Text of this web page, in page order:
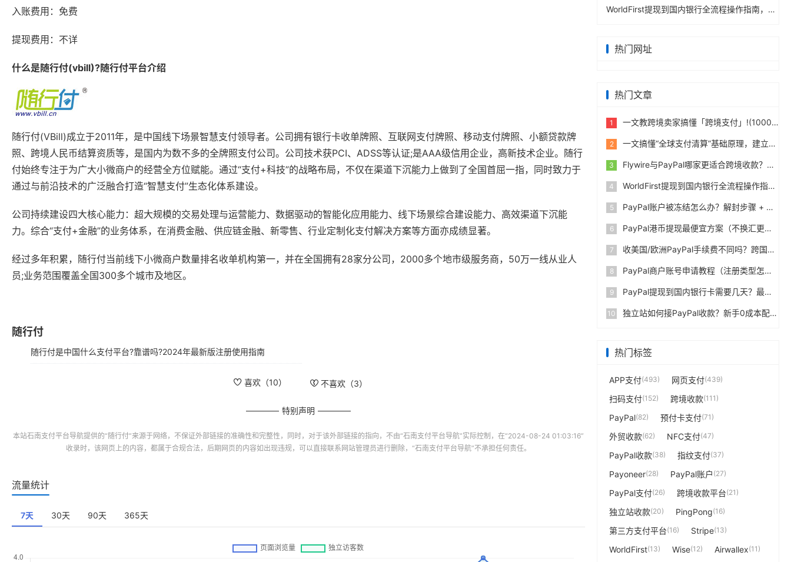
入账费用：免费
提现费用：不详
什么是随行付(vbill)?随行付平台介绍
随行付(VBill)成立于2011年，是中国线下场景智慧支付领导者。公司拥有银行卡收单牌照、互联网支付牌照、移动支付牌照、小额贷款牌
照、跨境人民币结算资质等，是国内为数不多的全牌照支付公司。公司技术获PCI、ADSS等认证;是AAA级信用企业，高新技术企业。随行
付始终专注于为广大小微商户的经营全方位赋能。通过“支付+科技”的战略布局，不仅在渠道下沉能力上做到了全国首屈一指，同时致力于
通过与前沿技术的广泛融合打造“智慧支付”生态化体系建设。
公司持续建设四大核心能力：超大规模的交易处理与运营能力、数据驱动的智能化应用能力、线下场景综合建设能力、高效渠道下沉能
力。综合“支付+金融”的业务体系，在消费金融、供应链金融、新零售、行业定制化支付解决方案等方面亦成绩显著。
经过多年积累，随行付当前线下小微商户数量排名收单机构第一，并在全国拥有28家分公司，2000多个地市级服务商，50万一线从业人
员;业务范围覆盖全国300多个城市及地区。
随行付
随行付是中国什么支付平台?靠谱吗?2024年最新版注册使用指南
喜欢（10） 不喜欢（3）
特别声明
本站石南支付平台导航提供的“ 随行付”来源于网络，不保证外部链接的准确性和完整性，同时，对于该外部链接的指向，不由“石南支付平台导航”实际控制，在“2024-08-24 01:03:16”
收录时，该网页上的内容，都属于合规合法，后期网页的内容如出现违规，可以直接联系网站管理员进行删除，“石南支付平台导航”不承担任何责任。
流量统计
7天 30天 90天 365天
WorldFirst提现到国内银行全流程操作指南，卖家必读完整攻略
热门网址
热门文章
1 一文教跨境卖家搞懂「跨境支付」!(10000字)
2 一文搞懂“全球支付清算”基础原理，建立跨境支付底层认知
3 Flywire与PayPal哪家更适合跨境收款？收费到账体验全面评测
4 WorldFirst提现到国内银行全流程操作指南，卖家必读完整攻略
5 PayPal账户被冻结怎么办？解封步骤 + 防止再次限制指南
6 PayPal港币提现最便宜方案（不换汇更省钱）
7 收美国/欧洲PayPal手续费不同吗？跨国费率表曝光
8 PayPal商户账号申请教程（注册类型怎么选？避坑指南）
9 PayPal提现到国内银行卡需要几天？最便宜的方法公布
10 独立站如何接PayPal收款？新手0成本配置教程
热门标签
APP支付(493) 网页支付(439)
扫码支付(152) 跨境收款(111)
PayPal(82) 预付卡支付(71)
外贸收款(62) NFC支付(47)
PayPal收款(38) 指纹支付(37)
Payoneer(28) PayPal账户 (27)
PayPal支付(26) 跨境收款平台(21)
独立站收款(20) PingPong(16)
第三方支付平台(16) Stripe(13)
WorldFirst(13) Wise(12) Airwallex(11)